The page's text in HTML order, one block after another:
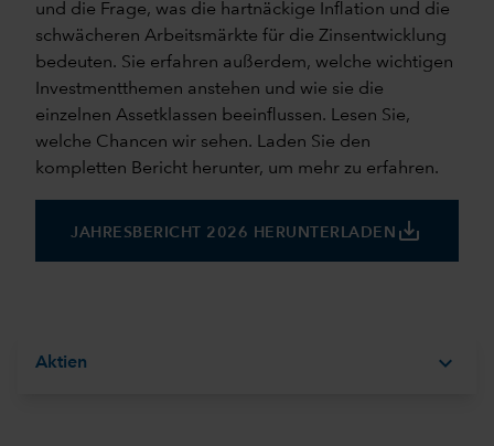
und die Frage, was die hartnäckige Inflation und die
schwächeren Arbeitsmärkte für die Zinsentwicklung
bedeuten. Sie erfahren außerdem, welche wichtigen
Investmentthemen anstehen und wie sie die
einzelnen Assetklassen beeinflussen. Lesen Sie,
welche Chancen wir sehen. Laden Sie den
kompletten Bericht herunter, um mehr zu erfahren.
JAHRESBERICHT 2026 HERUNTERLADEN save_alt
Aktien expand_more